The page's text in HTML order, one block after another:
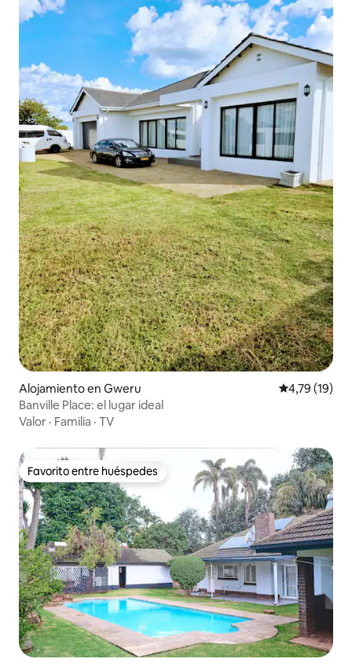
Alojamiento en Gweru Calificación
4,79 (19)
Banville Place: el lugar ideal
Valor · Familia · TV
Favorito entre huéspedes
Favorito entre huéspedes